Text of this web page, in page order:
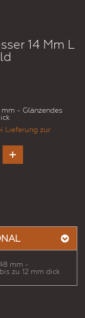
14 Mm L
mm - Glänzendes
Lieferung zur
mm -
zu 12 mm dick